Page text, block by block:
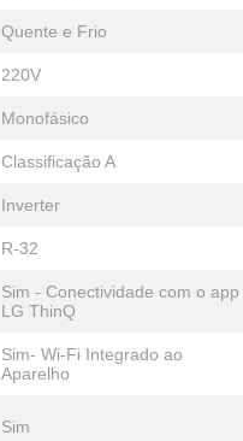
Quente e Frio
220V
Monofásico
Classificação A
Inverter
R-32
Sim - Conectividade com o app
LG ThinQ
Sim- Wi-Fi Integrado ao
Aparelho
Sim